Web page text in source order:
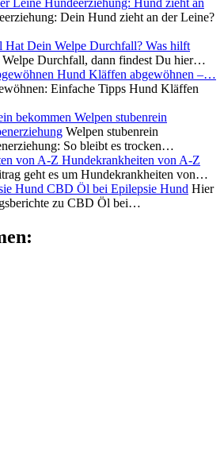
Hundeerziehung: Hund zieht an
Dein Hund zieht an der Leine?
Hat Dein Welpe Durchfall? Was hilft
Durchfall, dann findest Du hier…
Hund Kläffen abgewöhnen –…
Einfache Tipps Hund Kläffen
Welpen stubenrein
Welpen stubenrein
So bleibt es trocken…
Hundekrankheiten von A-Z
geht es um Hundekrankheiten von…
CBD Öl bei Epilepsie Hund Hier
zu CBD Öl bei…